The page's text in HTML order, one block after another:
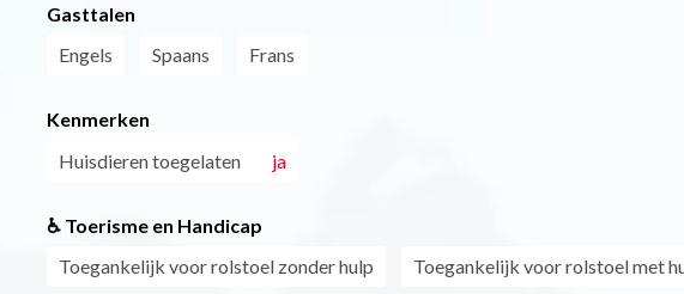
Gasttalen
Engels
Spaans Frans
Kenmerken
Huisdieren toegelaten
ja
♿ Toerisme en Handicap
Toegankelijk voor rolstoel zonder hulp
Toegankelijk voor rolstoel met